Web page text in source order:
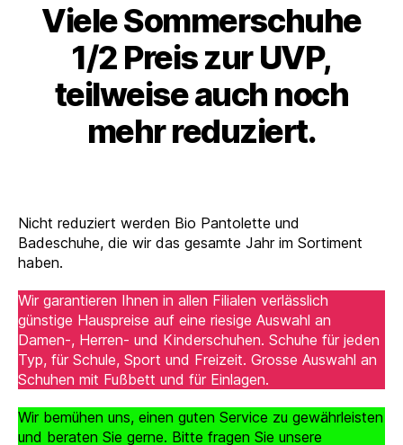
Viele Sommerschuhe
1/2 Preis zur UVP,
teilweise auch noch
mehr reduziert.
Nicht reduziert werden Bio Pantolette und
Badeschuhe, die wir das gesamte Jahr im Sortiment
haben.
Wir garantieren Ihnen in allen Filialen verlässlich
günstige Hauspreise auf eine riesige Auswahl an
Damen-, Herren- und Kinderschuhen. Schuhe für jeden
Typ, für Schule, Sport und Freizeit. Grosse Auswahl an
Schuhen mit Fußbett und für Einlagen.
Wir bemühen uns, einen guten Service zu gewährleisten
und beraten Sie gerne. Bitte fragen Sie unsere